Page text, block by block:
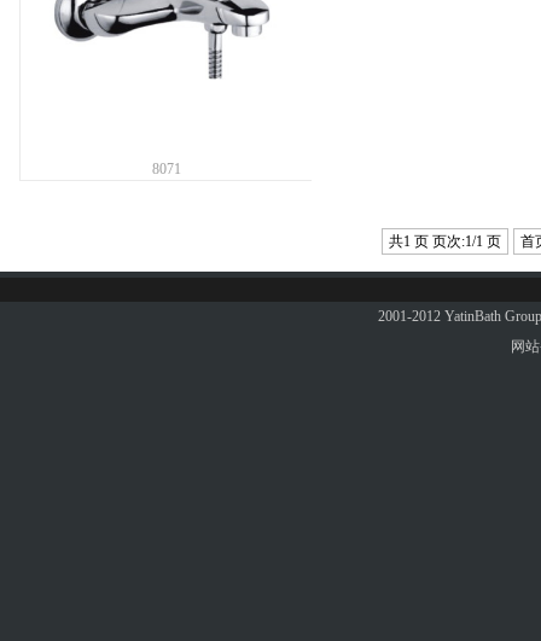
8071
共1 页 页次:1/1 页 首
2001-2012 YatinBath
网